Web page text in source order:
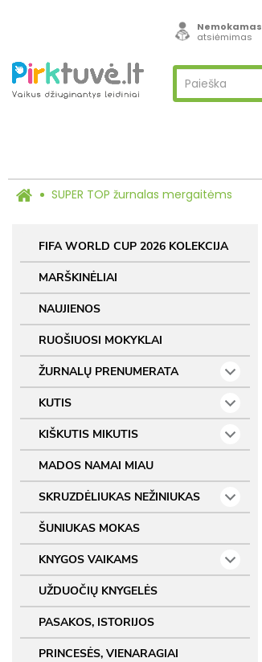
Nemokamas
atsiėmimas
SUPER TOP žurnalas mergaitėms
FIFA WORLD CUP 2026 KOLEKCIJA
MARŠKINĖLIAI
NAUJIENOS
RUOŠIUOSI MOKYKLAI
ŽURNALŲ PRENUMERATA
KUTIS
KIŠKUTIS MIKUTIS
MADOS NAMAI MIAU
SKRUZDĖLIUKAS NEŽINIUKAS
ŠUNIUKAS MOKAS
KNYGOS VAIKAMS
UŽDUOČIŲ KNYGELĖS
PASAKOS, ISTORIJOS
PRINCESĖS, VIENARAGIAI